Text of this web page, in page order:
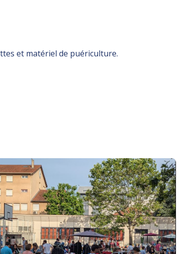
et matériel de puériculture.